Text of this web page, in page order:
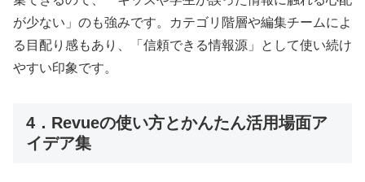
が少ない」のも強みです。カテゴリ階層や編集チームによ
る目配り感もあり、「信頼できる情報源」として使い続け
やすい印象です。
4．Revueの使い方とかんたん活用場面ア
イデア集